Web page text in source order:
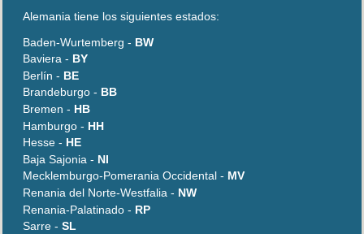
Alemania tiene los siguientes estados:
Baden-Wurtemberg - BW
Baviera - BY
Berlín - BE
Brandeburgo - BB
Bremen - HB
Hamburgo - HH
Hesse - HE
Baja Sajonia - NI
Mecklemburgo-Pomerania Occidental - MV
Renania del Norte-Westfalia - NW
Renania-Palatinado - RP
Sarre - SL